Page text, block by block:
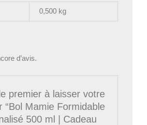
0,500 kg
d’avis.
premier à laisser votre
“Bol Mamie Formidable
500 ml | Cadeau